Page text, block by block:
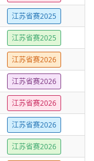
江苏省赛2025
江苏省赛2025
江苏省赛2026
江苏省赛2026
江苏省赛2026
江苏省赛2026
江苏省赛2026